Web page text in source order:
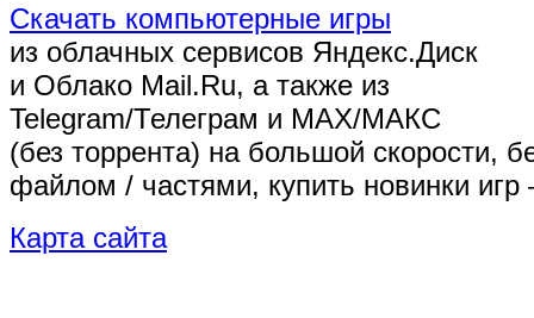
Скачать компьютерные игры
из облачных сервисов Яндекс.Диск
и Облако Mail.Ru, а также из
Telegram/Телеграм и MAX/МАКС
(без торрента) на большой скорости,
файлом / частями, купить новинки
Карта сайта